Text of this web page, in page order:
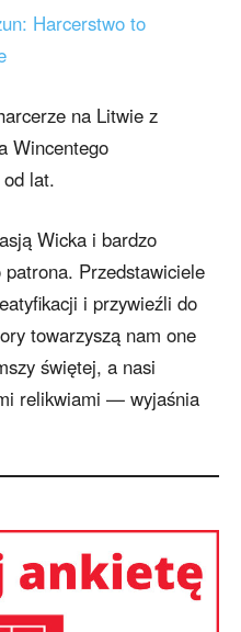
Harcerstwo to
na Litwie z
Wincentego
lat.
Wicka i bardzo
Przedstawiciele
i przywieźli do
towarzyszą nam one
świętej, a nasi
relikwiami — wyjaśnia